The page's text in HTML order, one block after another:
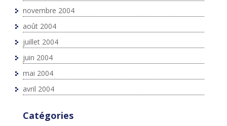
novembre 2004
août 2004
juillet 2004
juin 2004
mai 2004
avril 2004
Catégories